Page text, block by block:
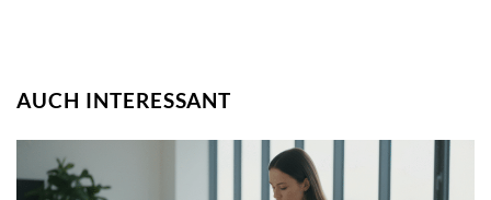
AUCH INTERESSANT